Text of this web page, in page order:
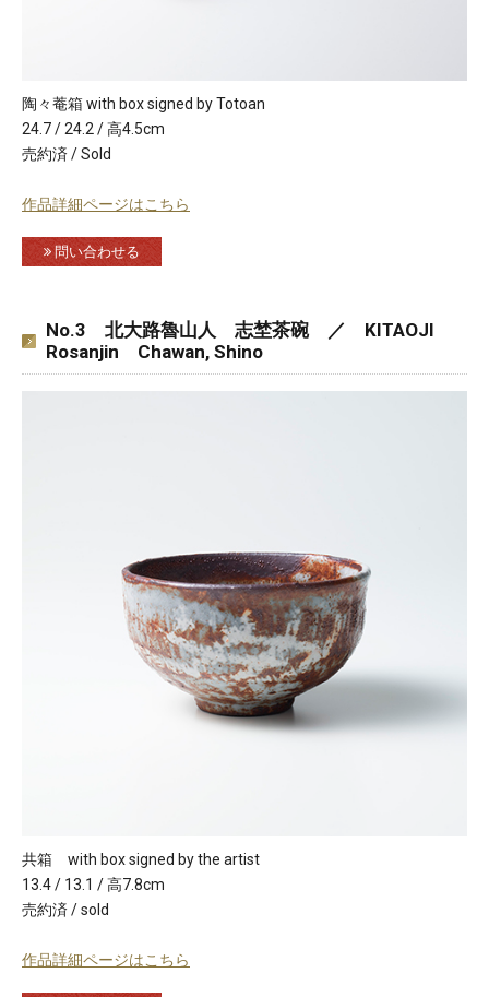
陶々菴箱 with box signed by Totoan
24.7 / 24.2 / 高4.5cm
売約済 / Sold
作品詳細ページはこちら
問い合わせる
No.3 北大路魯山人 志埜茶碗 ／ KITAOJI
Rosanjin Chawan, Shino
共箱 with box signed by the artist
13.4 / 13.1 / 高7.8cm
売約済 / sold
作品詳細ページはこちら